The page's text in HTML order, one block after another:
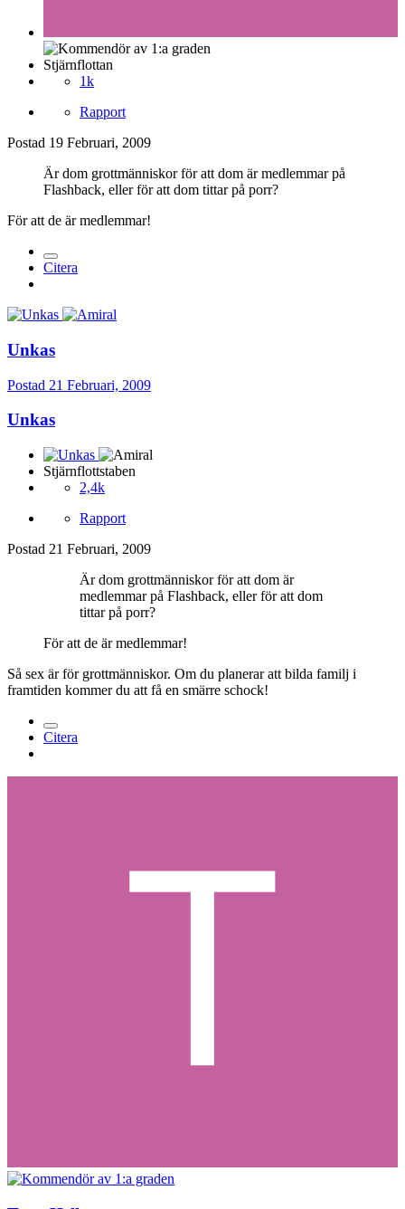
Stjärnflottan
1k
Rapport
Postad 19 Februari, 2009
Är dom grottmänniskor för att dom är medlemmar på
Flashback, eller för att dom tittar på porr?
För att de är medlemmar!
Citera
Unkas
Postad 21 Februari, 2009
Unkas
Stjärnflottstaben
2,4k
Rapport
Postad 21 Februari, 2009
Är dom grottmänniskor för att dom är
medlemmar på Flashback, eller för att dom
tittar på porr?
För att de är medlemmar!
Så sex är för grottmänniskor. Om du planerar att bilda familj i
framtiden kommer du att få en smärre schock!
Citera